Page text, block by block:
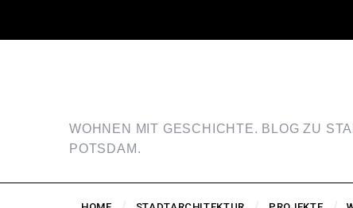
WOHNEN MIT GESCHICHTE. BLOG ZU
POTSDAM.